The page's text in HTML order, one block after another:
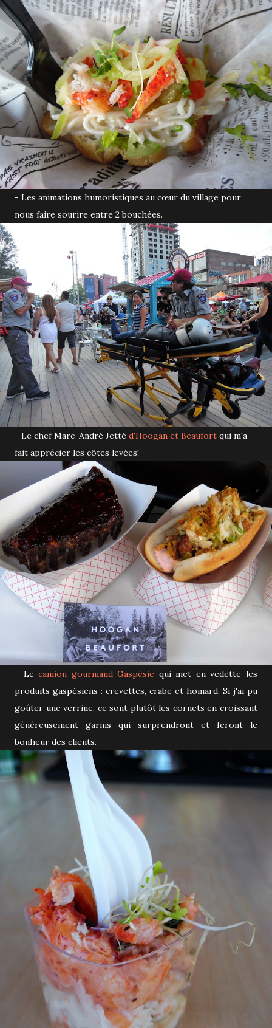
- Les animations humoristiques au cœur du village pour
nous faire sourire entre 2 bouchées.
- Le chef Marc-André Jetté d'Hoogan et Beaufort qui m'a
fait apprécier les côtes levées!
- Lecamion gourmand Gaspésie qui met en vedette les
produits gaspésiens : crevettes, crabe et homard. Si j'ai pu
goûter une verrine, ce sont plutôt les cornets en croissant
généreusement garnis qui surprendront et feront le
bonheur des clients.